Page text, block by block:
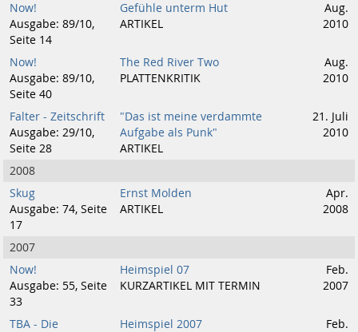
Now!
Ausgabe: 89/10,
Seite 14
Gefühle unterm Hut
ARTIKEL
Aug.
2010
Now!
Ausgabe: 89/10,
Seite 40
The Red River Two
PLATTENKRITIK
Aug.
2010
Falter - Zeitschrift
Ausgabe: 29/10,
Seite 28
"Das ist meine verdammte
Aufgabe als Punk"
ARTIKEL
21. Juli
2010
2008
Skug
Ausgabe: 74, Seite
17
Ernst Molden
ARTIKEL
Apr.
2008
2007
Now!
Ausgabe: 55, Seite
33
Heimspiel 07
KURZARTIKEL MIT TERMIN
Feb.
2007
TBA - Die
Heimspiel 2007
Feb.